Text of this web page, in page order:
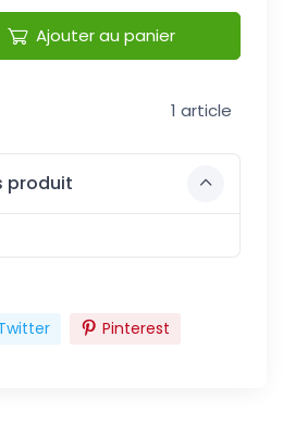
Ajouter au panier
1 article
produit
Pinterest